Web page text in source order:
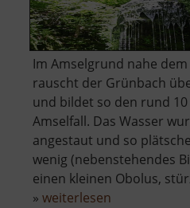
Im Amselgrund nahe
rauscht der Grünbach
und bildet so den rund
Amselfall. Das Wasser
angestaut und so
wenig (nebenstehendes
einen kleinen Obolus,
» weiterlesen